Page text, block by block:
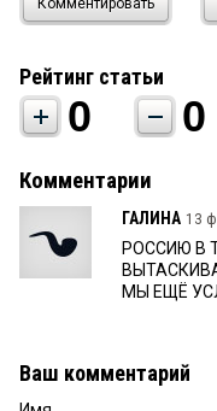
Комментировать
Рейтинг статьи
0 0
Комментарии
ГАЛИНА 13
РОССИЮ В
МЫ ЕЩЁ
Ваш комментарий